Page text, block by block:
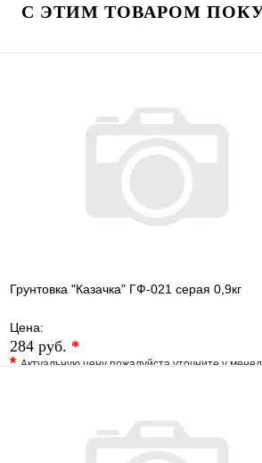
В корзину
С ЭТИМ ТОВАРОМ
Грунтовка "Казачка" ГФ-021 серая 0,9кг
Цена:
284 руб. *
*Актуальную цену пожалуйста уточните у